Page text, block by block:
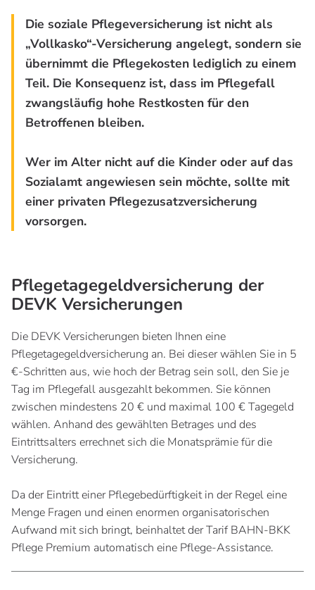
Die soziale Pflegeversicherung ist nicht als
„Vollkasko“-Versicherung angelegt, sondern sie
übernimmt die Pflegekosten lediglich zu einem
Teil. Die Konsequenz ist, dass im Pflegefall
zwangsläufig hohe Restkosten für den
Betroffenen bleiben.
Wer im Alter nicht auf die Kinder oder auf das
Sozialamt angewiesen sein möchte, sollte mit
einer privaten Pflegezusatzversicherung
vorsorgen.
Pflegetagegeldversicherung der
DEVK Versicherungen
Die DEVK Versicherungen bieten Ihnen eine
Pflegetagegeldversicherung an. Bei dieser wählen Sie in 5
€-Schritten aus, wie hoch der Betrag sein soll, den Sie je
Tag im Pflegefall ausgezahlt bekommen. Sie können
zwischen mindestens 20 € und maximal 100 € Tagegeld
wählen. Anhand des gewählten Betrages und des
Eintrittsalters errechnet sich die Monatsprämie für die
Versicherung.
Da der Eintritt einer Pflegebedürftigkeit in der Regel eine
Menge Fragen und einen enormen organisatorischen
Aufwand mit sich bringt, beinhaltet der Tarif BAHN-BKK
Pflege Premium automatisch eine Pflege-Assistance.